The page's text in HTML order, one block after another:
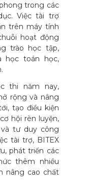
trong các
Việc tài trợ
trên máy tính
hoạt động
trào học tập,
học toán học,
thi năm nay,
rộng và nâng
tạo điều kiện
hội rèn luyện,
tư duy công
tài trợ, BITEX
phát triển các
thêm nhiều
nâng cao chất